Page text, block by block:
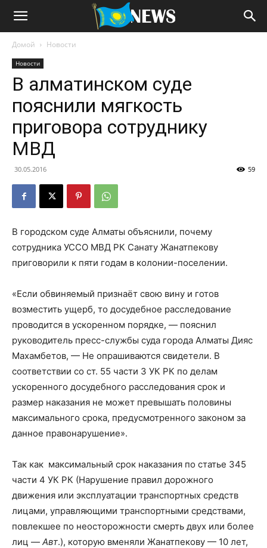
Домой Новости
Новости
В алматинском суде
пояснили мягкость
приговора сотруднику
МВД
30.05.2016 59
В городском суде Алматы объяснили, почему
сотрудника УССО МВД РК Санату Жанатпекову
приговорили к пяти годам в колонии-поселении.
«Если обвиняемый признаёт свою вину и готов
возместить ущерб, то досудебное расследование
проводится в ускоренном порядке, — пояснил
руководитель пресс-службы суда города Алматы Дияс
Махамбетов, — Не опрашиваются свидетели. В
соответствии со ст. 55 части 3 УК РК по делам
ускоренного досудебного расследования срок и
размер наказания не может превышать половины
максимального срока, предусмотренного законом за
данное правонарушение».
Так как максимальный срок наказания по статье 345
части 4 УК РК (Нарушение правил дорожного
движения или эксплуатации транспортных средств
лицами, управляющими транспортными средствами,
повлекшее по неосторожности смерть двух или более
лиц — Авт.), которую вменяли Жанатпекову — 10 лет,